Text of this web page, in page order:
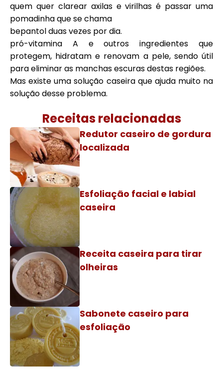
quem quer clarear axilas e virilhas é passar uma
pomadinha que se chama
bepantol duas vezes por dia.
pró-vitamina A e outros ingredientes que
protegem, hidratam e renovam a pele, sendo útil
para eliminar as manchas escuras destas regiões.
Mas existe uma solução caseira que ajuda muito na
solução desse problema.
Receitas relacionadas
Redutor caseiro de gordura
localizada
Esfoliação facial e labial
caseira
Receita caseira para tirar
olheiras
Sabonete caseiro para
esfoliação